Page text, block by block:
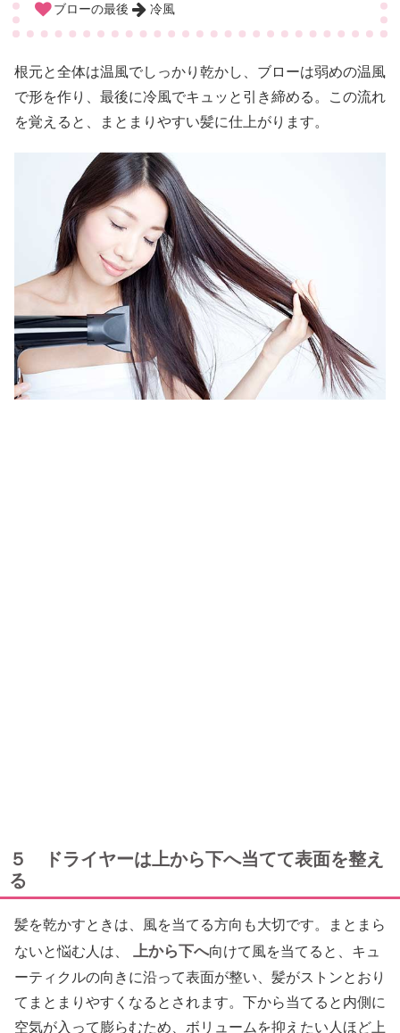
ブローの最後
冷風
根元と全体は温風でしっかり乾かし、ブローは弱めの温風
で形を作り、最後に冷風でキュッと引き締める。この流れ
を覚えると、まとまりやすい髪に仕上がります。
５ ドライヤーは上から下へ当てて表面を整え
る
髪を乾かすときは、風を当てる方向も大切です。まとまら
ないと悩む人は、
上から下へ向けて風を当てると、キュ
ーティクルの向きに沿って表面が整い、髪がストンとおり
てまとまりやすくなるとされます。下から当てると内側に
空気が入って膨らむため、ボリュームを抑えたい人ほど上